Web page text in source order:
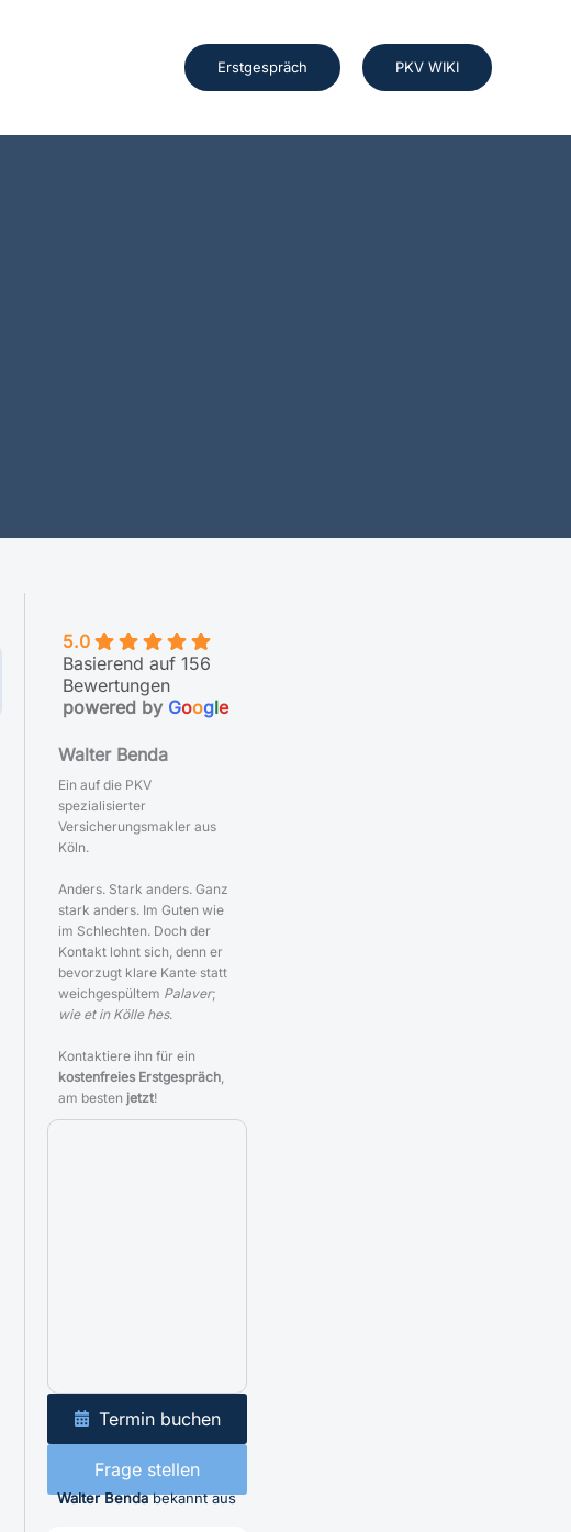
Erstgespräch PKV WIKI
5.0
Basierend auf 156
Bewertungen
powered by Google
Walter Benda
Ein auf die PKV
spezialisierter
Versicherungsmakler aus
Köln.
Anders. Stark anders. Ganz
stark anders. Im Guten wie
im Schlechten. Doch der
Kontakt lohnt sich, denn er
bevorzugt klare Kante statt
weichgespültem Palaver;
wie et in Kölle hes.
Kontaktiere ihn für ein
kostenfreies Erstgespräch,
am besten jetzt!
Termin buchen
Frage stellen
Walter Bendabekannt aus